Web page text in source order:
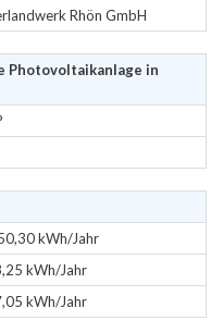
Rhön GmbH
Photovoltaikanlage in
kWh/Jahr
kWh/Jahr
kWh/Jahr